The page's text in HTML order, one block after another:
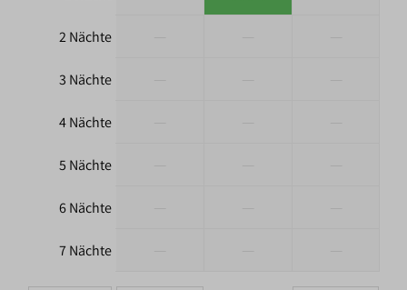
2 Nächte
3 Nächte
4 Nächte
5 Nächte
6 Nächte
7 Nächte